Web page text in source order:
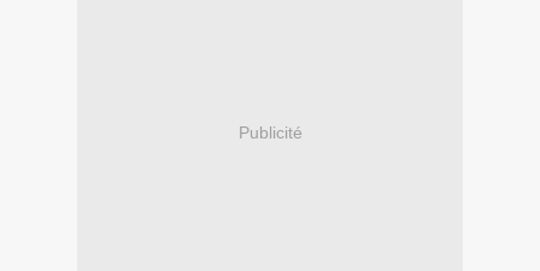
Publicité